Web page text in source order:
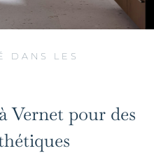
DANS LES
Vernet pour des